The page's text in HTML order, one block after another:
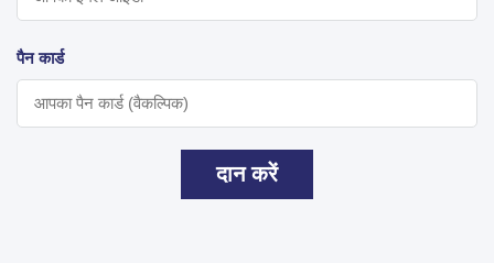
पैन कार्ड
दान करें